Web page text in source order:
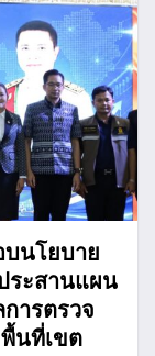
บนโยบาย
ระสานแผน
ารตรวจ
นที่เขต